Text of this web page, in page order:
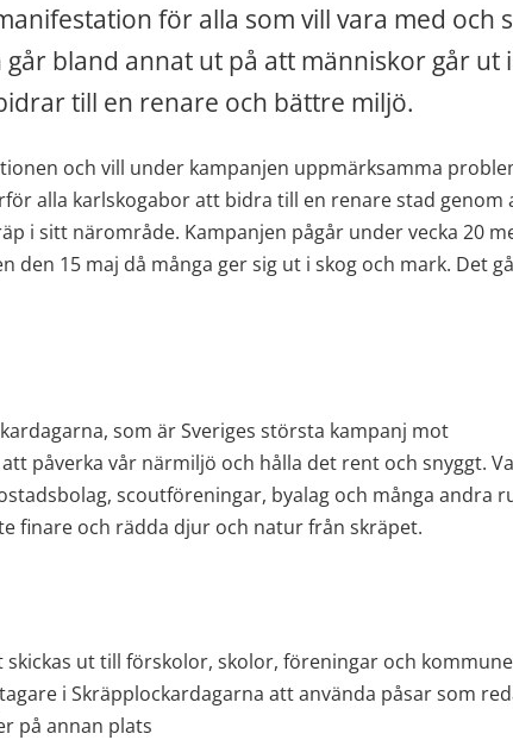
för alla som vill vara med och
bland annat ut på att människor går ut
till en renare och bättre miljö.
och vill under kampanjen uppmärksamma
alla karlskogabor att bidra till en renare stad genom
i sitt närområde. Kampanjen pågår under vecka 20
15 maj då många ger sig ut i skog och mark. Det
som är Sveriges största kampanj mot
påverka vår närmiljö och hålla det rent och snyggt.
scoutföreningar, byalag och många andra
finare och rädda djur och natur från skräpet.
ut till förskolor, skolor, föreningar och
i Skräpplockardagarna att använda påsar som
på annan plats